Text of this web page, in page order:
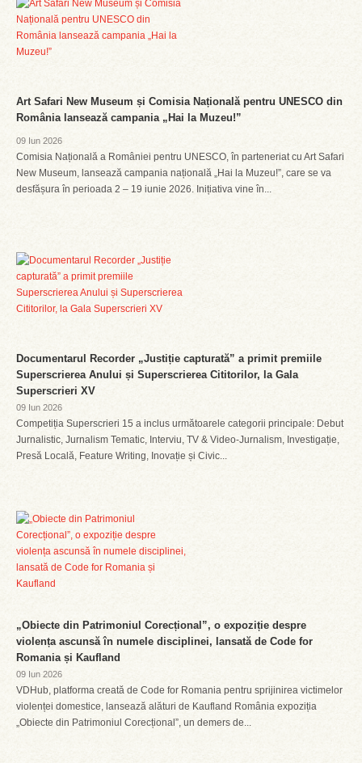
Art Safari New Museum și Comisia Națională pentru UNESCO din
România lansează campania „Hai la Muzeu!”
09 Iun 2026
Comisia Națională a României pentru UNESCO, în parteneriat cu Art Safari
New Museum, lansează campania națională „Hai la Muzeu!”, care se va
desfășura în perioada 2 – 19 iunie 2026. Inițiativa vine în...
Documentarul Recorder „Justiție capturată” a primit premiile
Superscrierea Anului și Superscrierea Cititorilor, la Gala
Superscrieri XV
09 Iun 2026
Competiția Superscrieri 15 a inclus următoarele categorii principale: Debut
Jurnalistic, Jurnalism Tematic, Interviu, TV & Video-Jurnalism, Investigație,
Presă Locală, Feature Writing, Inovație și Civic...
„Obiecte din Patrimoniul Corecțional”, o expoziție despre
violența ascunsă în numele disciplinei, lansată de Code for
Romania și Kaufland
09 Iun 2026
VDHub, platforma creată de Code for Romania pentru sprijinirea victimelor
violenței domestice, lansează alături de Kaufland România expoziția
„Obiecte din Patrimoniul Corecțional”, un demers de...